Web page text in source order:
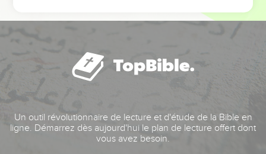
Un outil révolutionnaire de lecture et d'étude de la Bible en
ligne. Démarrez dès aujourd'hui le plan de lecture offert dont
vous avez besoin.